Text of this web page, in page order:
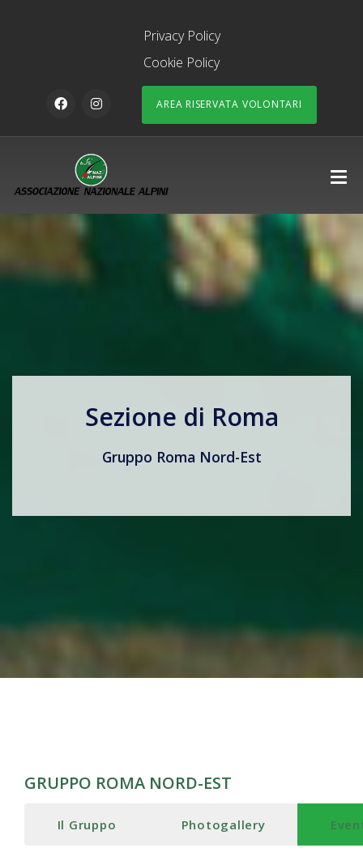
Privacy Policy
Cookie Policy
AREA RISERVATA VOLONTARI
Sezione di Roma
Gruppo Roma Nord-Est
GRUPPO ROMA NORD-EST
Il Gruppo Photogallery